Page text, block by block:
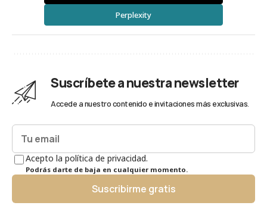
Perplexity
Suscríbete a nuestra newsletter
Accede a nuestro contenido e invitaciones más exclusivas.
Acepto la política de privacidad.
Podrás darte de baja en cualquier momento.
Suscribirme gratis